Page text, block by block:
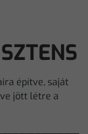
építve, saját
jött létre a